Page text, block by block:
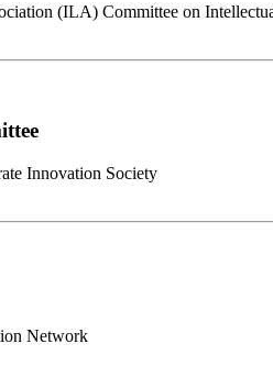
(ILA) Committee on
Innovation Society
Network